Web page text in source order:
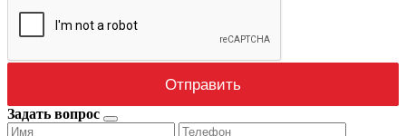
Задать вопрос